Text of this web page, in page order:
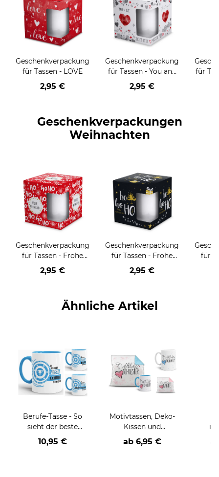
Geschenkverpackung
für Tassen - LOVE
2,95 €
Geschenkverpackung
für Tassen - You and
me
2,95 €
für
Geschenkverpackungen
Weihnachten
Geschenkverpackung
für Tassen - Frohe
Weihnachten - HO
HO HO - rot
2,95 €
Geschenkverpackung
für Tassen - Frohe
Weihnachten - HO
HO HO - schwarz
2,95 €
für
Ähnliche Artikel
Berufe-Tasse - So
sieht der beste
BERUF aus -
verschiedene Berufe
10,95 €
Motivtassen, Deko-
Kissen und
Geschenke-Sets für
die Familie
ab 6,95 €